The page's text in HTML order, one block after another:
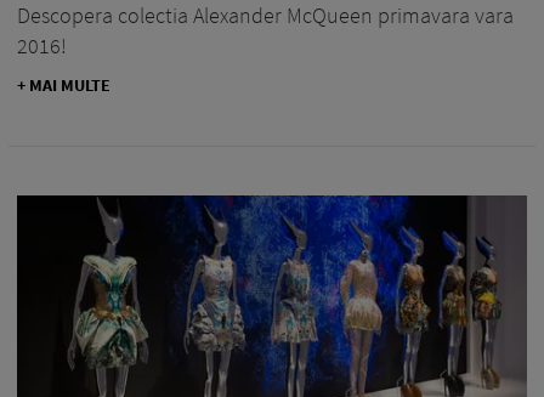
Descopera colectia Alexander McQueen primavara vara
2016!
+ MAI MULTE